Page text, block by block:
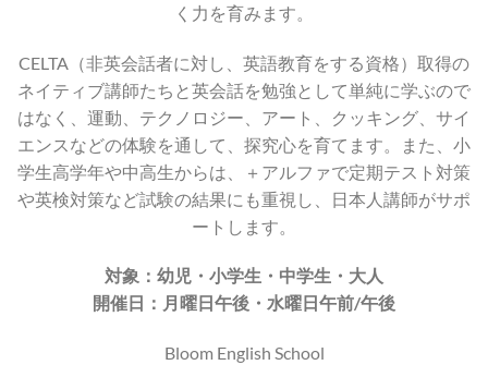
く力を育みます。
CELTA（非英会話者に対し、英語教育をする資格）取得の
ネイティブ講師たちと​英会話を勉強として単純に学ぶので
はなく、運動、テクノロジー、アート、クッキング、 サイ
エンスなどの体験を通して、探究心を育てます。
また、小
学生高学年や中高生からは、＋アルファで定期テスト対策
や英検対策など試験の結果にも重視し、日本人講師がサポ
ートします。
対象：幼児・小学生・中学生・大人
開催日：月曜日午後・水曜日午前/午後
Bloom English School